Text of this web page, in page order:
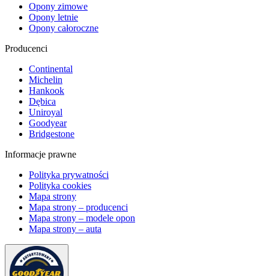
Opony zimowe
Opony letnie
Opony całoroczne
Producenci
Continental
Michelin
Hankook
Dębica
Uniroyal
Goodyear
Bridgestone
Informacje prawne
Polityka prywatności
Polityka cookies
Mapa strony
Mapa strony – producenci
Mapa strony – modele opon
Mapa strony – auta